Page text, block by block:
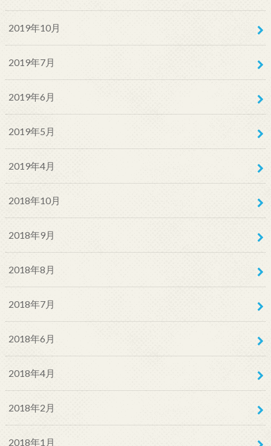
2019年10月
2019年7月
2019年6月
2019年5月
2019年4月
2018年10月
2018年9月
2018年8月
2018年7月
2018年6月
2018年4月
2018年2月
2018年1月